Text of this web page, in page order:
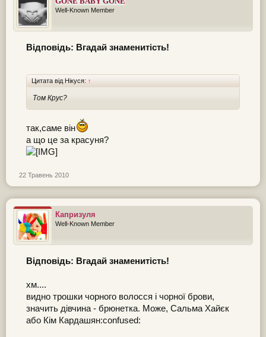
Well-Known Member
Відповідь: Вгадай знаменитість!
Цитата від Нікуся: ↑
Том Крус?
так,саме він
а що це за красуня?
22 Травень 2010
Капризуля
Well-Known Member
Відповідь: Вгадай знаменитість!
хм....
видно трошки чорного волосся і чорної брови,
значить дівчина - брюнетка. Може, Сальма Хайєк
або Кім Кардашян:confused: